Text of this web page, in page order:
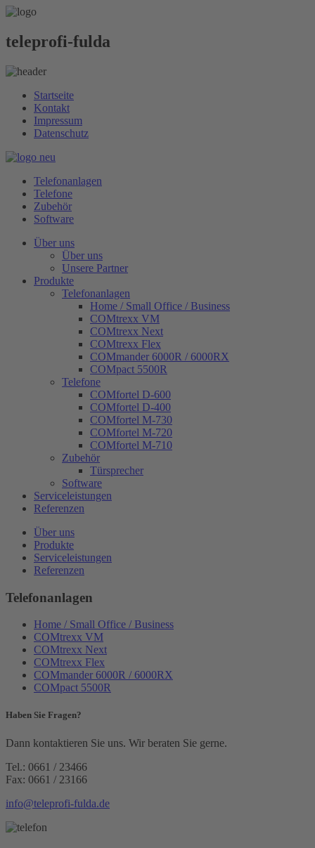
teleprofi-fulda
Startseite
Kontakt
Impressum
Datenschutz
Telefonanlagen
Telefone
Zubehör
Software
Über uns
Über uns
Unsere Partner
Produkte
Telefonanlagen
Home / Small Office / Business
COMtrexx VM
COMtrexx Next
COMtrexx Flex
COMmander 6000R / 6000RX
COMpact 5500R
Telefone
COMfortel D-600
COMfortel D-400
COMfortel M-730
COMfortel M-720
COMfortel M-710
Zubehör
Türsprecher
Software
Serviceleistungen
Referenzen
Über uns
Produkte
Serviceleistungen
Referenzen
Telefonanlagen
Home / Small Office / Business
COMtrexx VM
COMtrexx Next
COMtrexx Flex
COMmander 6000R / 6000RX
COMpact 5500R
Haben Sie Fragen?
Dann kontaktieren Sie uns. Wir beraten Sie gerne.
Tel.: 0661 / 23466
Fax: 0661 / 23166
info@teleprofi-fulda.de